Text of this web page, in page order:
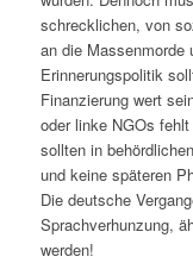
schrecklichen, von
an die Massenmorde
Erinnerungspolitik
Finanzierung wert
oder linke NGOs
sollten in
und keine späteren
Die deutsche
Sprachverhunzung,
werden!